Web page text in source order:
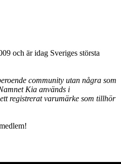
och är idag Sveriges största
community utan några som
Kia används i
registrerat varumärke som tillhör